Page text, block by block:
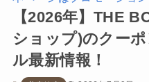
【2026年】THE
ショップ)のクー
ル最新情報！